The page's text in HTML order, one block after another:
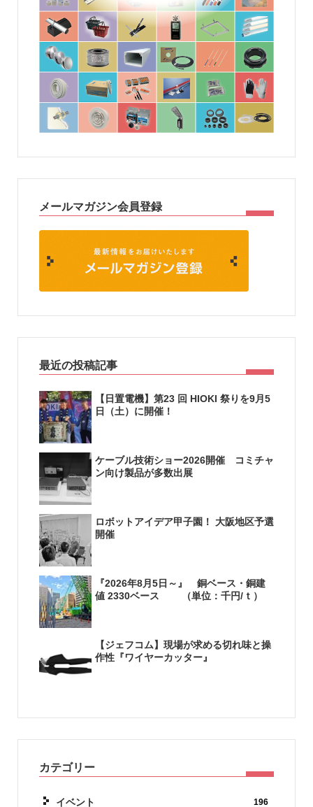
メールマガジン会員登録
最近の投稿記事
【日置電機】第23 回 HIOKI 祭りを9月5
日（土）に開催！
ケーブル技術ショー2026開催 コミチャ
ン向け製品が多数出展
ロボットアイデア甲子園！ 大阪地区予選
開催
『2026年8月5日～』 銅ベース・銅建
値 2330ベース （単位：千円/ｔ）
【ジェフコム】現場が求める切れ味と操
作性『ワイヤーカッター』
カテゴリー
イベント 196